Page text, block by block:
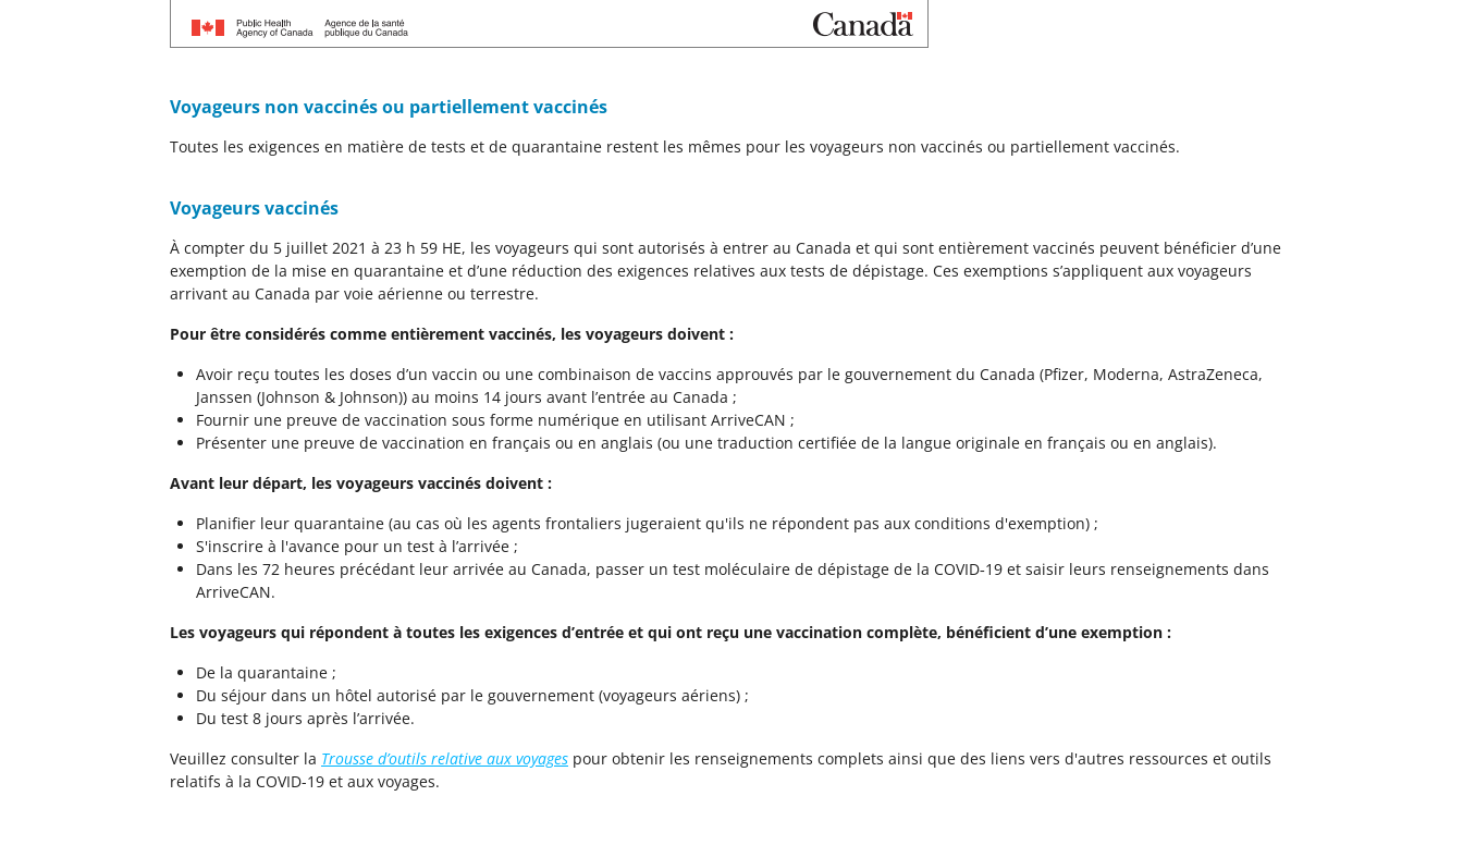
Voyageurs non vaccinés ou partiellement vaccinés
Toutes les exigences en matière de tests et de quarantaine restent les mêmes pour les voyageurs non vaccinés ou partiellement vaccinés.
Voyageurs vaccinés
À compter du 5 juillet 2021 à 23 h 59 HE, les voyageurs qui sont autorisés à entrer au Canada et qui sont entièrement vaccinés peuvent bénéficier d’une
exemption de la mise en quarantaine et d’une réduction des exigences relatives aux tests de dépistage. Ces exemptions s’appliquent aux voyageurs
arrivant au Canada par voie aérienne ou terrestre.
Pour être considérés comme entièrement vaccinés, les voyageurs doivent :
Avoir reçu toutes les doses d’un vaccin ou une combinaison de vaccins approuvés par le gouvernement du Canada (Pfizer, Moderna, AstraZeneca,
Janssen (Johnson & Johnson)) au moins 14 jours avant l’entrée au Canada ;
Fournir une preuve de vaccination sous forme numérique en utilisant ArriveCAN ;
Présenter une preuve de vaccination en français ou en anglais (ou une traduction certifiée de la langue originale en français ou en anglais).
Avant leur départ, les voyageurs vaccinés doivent :
Planifier leur quarantaine (au cas où les agents frontaliers jugeraient qu'ils ne répondent pas aux conditions d'exemption) ;
S'inscrire à l'avance pour un test à l’arrivée ;
Dans les 72 heures précédant leur arrivée au Canada, passer un test moléculaire de dépistage de la COVID‑19 et saisir leurs renseignements dans
ArriveCAN.
Les voyageurs qui répondent à toutes les exigences d’entrée et qui ont reçu une vaccination complète, bénéficient d’une exemption :
De la quarantaine ;
Du séjour dans un hôtel autorisé par le gouvernement (voyageurs aériens) ;
Du test 8 jours après l’arrivée.
Veuillez consulter la Trousse d’outils relative aux voyages pour obtenir les renseignements complets ainsi que des liens vers d'autres ressources et outils
relatifs à la COVID-19 et aux voyages.